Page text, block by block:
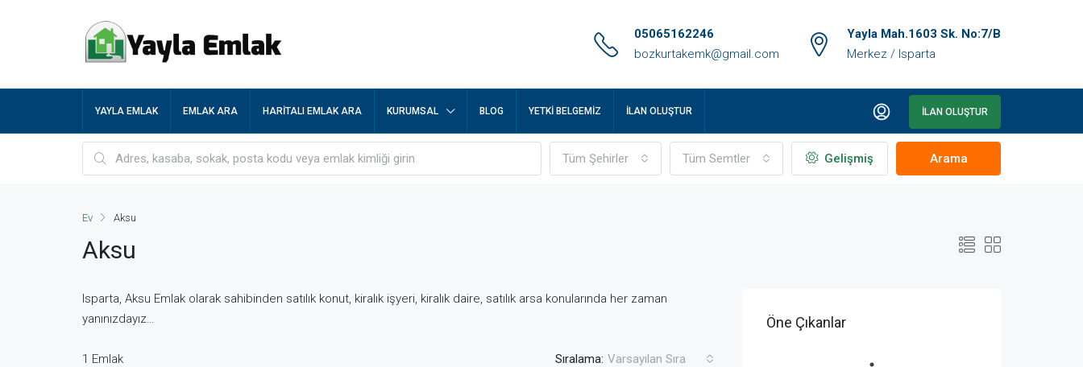
05065162246
bozkurtakemk@gmail.com
Yayla Mah.1603 Sk. No:7/B
Merkez / Isparta
YAYLA EMLAK EMLAK ARA HARITALI EMLAK ARA KURUMSAL BLOG YETKI BELGEMIZ İLAN OLUŞTUR İLAN OLUŞTUR
Tüm Şehirler Tüm Semtler Gelişmiş Arama
Ev Aksu
Aksu
Isparta, Aksu Emlak olarak sahibinden satılık konut, kiralık işyeri, kiralık daire, satılık arsa konularında her zaman
yanınızdayız…
1 Emlak Sıralama: Varsayılan Sıra
Öne Çıkanlar